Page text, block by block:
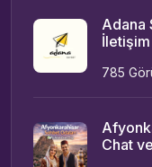
Adana
785
Chat